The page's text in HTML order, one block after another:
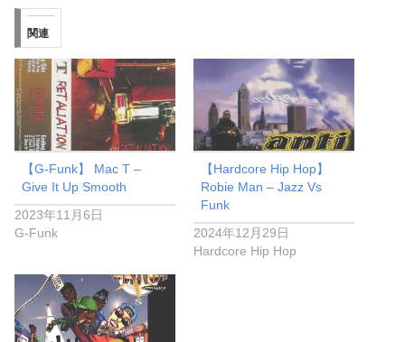
関連
【G-Funk】 Mac T –
Give It Up Smooth
2023年11月6日
G-Funk
【Hardcore Hip Hop】
Robie Man – Jazz Vs
Funk
2024年12月29日
Hardcore Hip Hop